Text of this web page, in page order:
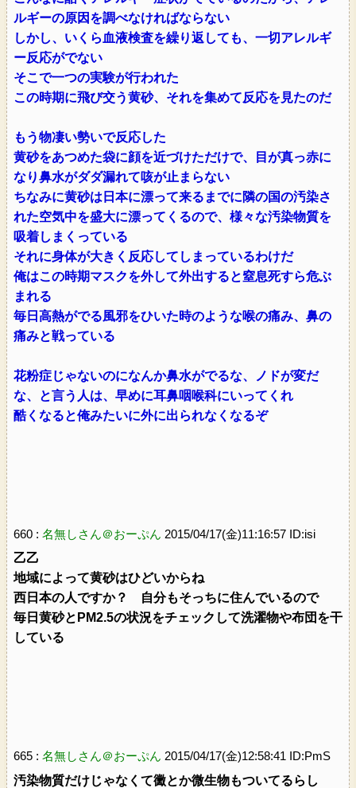
ルギーの原因を調べなければならない
しかし、いくら血液検査を繰り返しても、一切アレルギ
ー反応がでない
そこで一つの実験が行われた
この時期に飛び交う黄砂、それを集めて反応を見たのだ
もう物凄い勢いで反応した
黄砂をあつめた袋に顔を近づけただけで、目が真っ赤に
なり鼻水がダダ漏れて咳が止まらない
ちなみに黄砂は日本に漂って来るまでに隣の国の汚染さ
れた空気中を盛大に漂ってくるので、様々な汚染物質を
吸着しまくっている
それに身体が大きく反応してしまっているわけだ
俺はこの時期マスクを外して外出すると窒息死すら危ぶ
まれる
毎日高熱がでる風邪をひいた時のような喉の痛み、鼻の
痛みと戦っている
花粉症じゃないのになんか鼻水がでるな、ノドが変だ
な、と言う人は、早めに耳鼻咽喉科にいってくれ
酷くなると俺みたいに外に出られなくなるぞ
660 : 名無しさん＠おーぷん 2015/04/17(金)11:16:57 ID:isi
乙乙
地域によって黄砂はひどいからね
西日本の人ですか？ 自分もそっちに住んでいるので
毎日黄砂とPM2.5の状況をチェックして洗濯物や布団を干
している
665 : 名無しさん＠おーぷん 2015/04/17(金)12:58:41 ID:PmS
汚染物質だけじゃなくて黴とか微生物もついてるらし